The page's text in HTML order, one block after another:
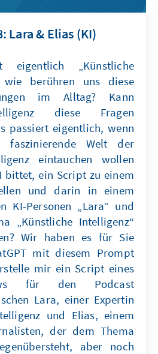
Lara & Elias (KI)
eigentlich „Künstliche
wie berühren uns diese
im Alltag? Kann
diese Fragen
passiert eigentlich, wenn
Welt der
eintauchen wollen
bittet, ein Script zu einem
und darin in einem
KI-Personen „Lara“ und
„Künstliche Intelligenz“
Wir haben es für Sie
mit diesem Prompt
mir ein Script eines
für den Podcast
Lara, einer Expertin
und Elias, einem
der dem Thema
aber noch